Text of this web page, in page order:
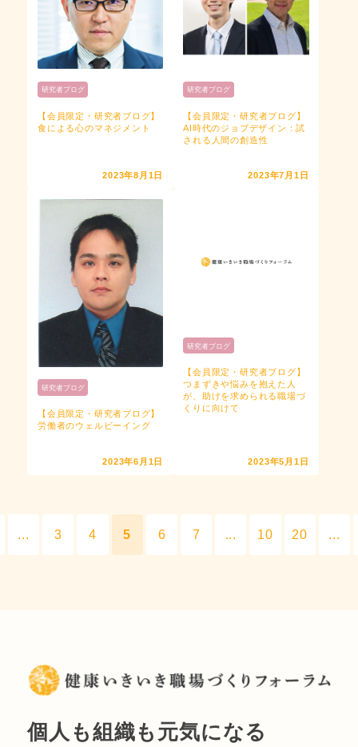
研究者ブログ
【会員限定・研究者ブログ】
食による心のマネジメント
2023年8月1日
研究者ブログ
【会員限定・研究者ブログ】
AI時代のジョブデザイン：試
される人間の創造性
2023年7月1日
研究者ブログ
【会員限定・研究者ブログ】
労働者のウェルビーイング
2023年6月1日
研究者ブログ
【会員限定・研究者ブログ】
つまずきや悩みを抱えた人
が、助けを求められる職場づ
くりに向けて
2023年5月1日
... 3 4 5 6 7 ... 10 20 ...
個人も組織も元気になる